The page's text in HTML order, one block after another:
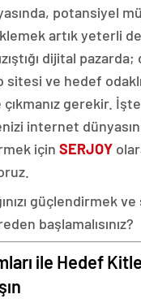
potansiyel
artık yeterli
dijital
sitesi ve hedef
gerekir.
internet
için SERJOY
güçlendirmek ve
başlamalısınız?
ile Hedef